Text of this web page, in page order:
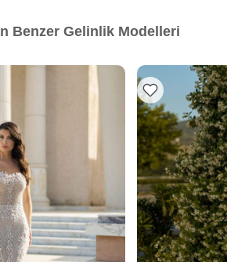
Benzer Gelinlik Modelleri